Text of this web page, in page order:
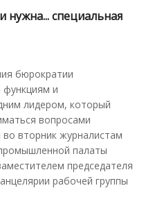
специальная
бюрократии
функциям и
лидером, который
вопросами
вторник журналистам
палаты
председателя
рабочей группы